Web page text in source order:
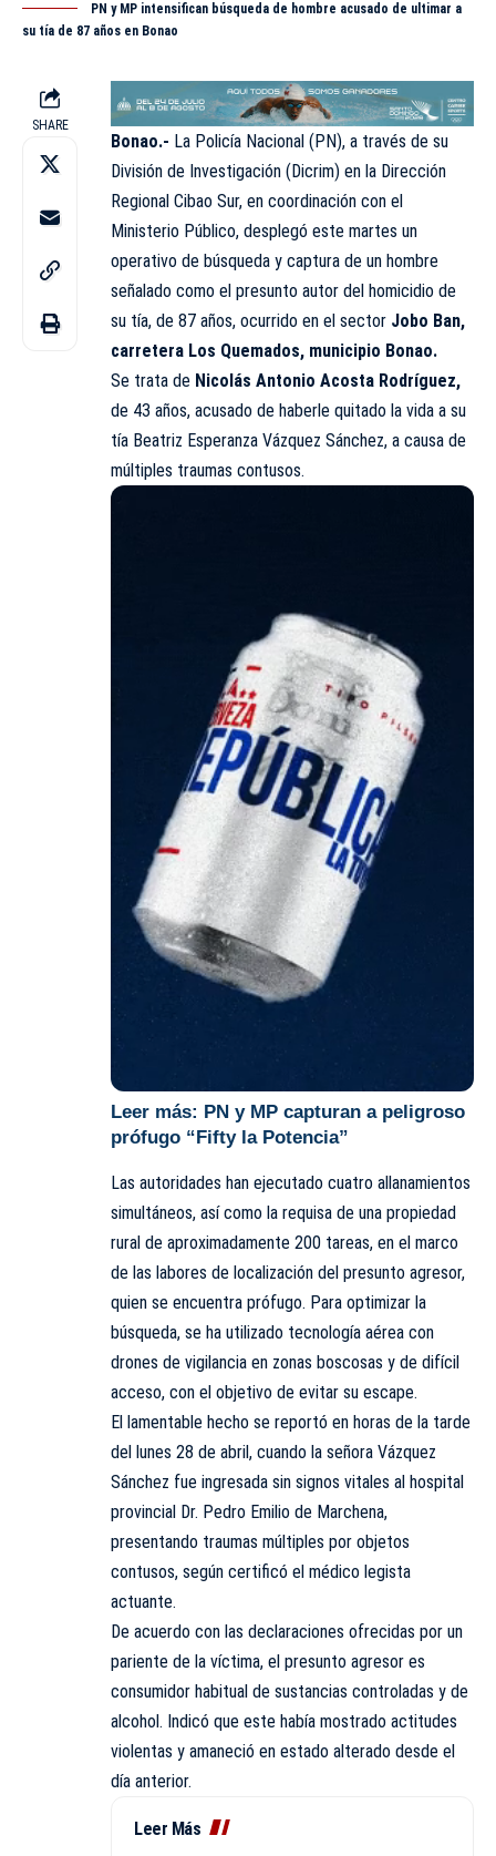
PN y MP intensifican búsqueda de hombre acusado de ultimar a
su tía de 87 años en Bonao
SHARE
Bonao.- La Policía Nacional (PN), a través de su
División de Investigación (Dicrim) en la Dirección
Regional Cibao Sur, en coordinación con el
Ministerio Público, desplegó este martes un
operativo de búsqueda y captura de un hombre
señalado como el presunto autor del homicidio de
su tía, de 87 años, ocurrido en el sector Jobo Ban,
carretera Los Quemados, municipio Bonao.
Se trata de Nicolás Antonio Acosta Rodríguez,
de 43 años, acusado de haberle quitado la vida a su
tía Beatriz Esperanza Vázquez Sánchez, a causa de
múltiples traumas contusos.
Leer más: PN y MP capturan a peligroso
prófugo “Fifty la Potencia”
Las autoridades han ejecutado cuatro allanamientos
simultáneos, así como la requisa de una propiedad
rural de aproximadamente 200 tareas, en el marco
de las labores de localización del presunto agresor,
quien se encuentra prófugo. Para optimizar la
búsqueda, se ha utilizado tecnología aérea con
drones de vigilancia en zonas boscosas y de difícil
acceso, con el objetivo de evitar su escape.
El lamentable hecho se reportó en horas de la tarde
del lunes 28 de abril, cuando la señora Vázquez
Sánchez fue ingresada sin signos vitales al hospital
provincial Dr. Pedro Emilio de Marchena,
presentando traumas múltiples por objetos
contusos, según certificó el médico legista
actuante.
De acuerdo con las declaraciones ofrecidas por un
pariente de la víctima, el presunto agresor es
consumidor habitual de sustancias controladas y de
alcohol. Indicó que este había mostrado actitudes
violentas y amaneció en estado alterado desde el
día anterior.
Leer Más